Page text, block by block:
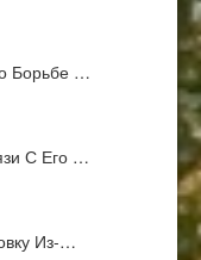
Борьбе …
С Его …
Из-…